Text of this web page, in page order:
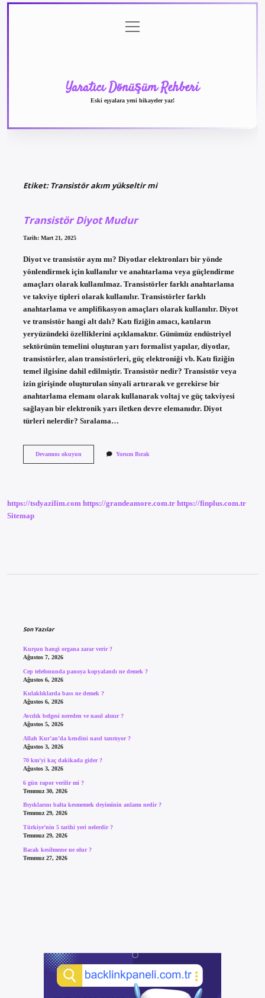
menüyü
aç
Yaratıcı Dönüşüm Rehberi
Eski eşyalara yeni hikayeler yaz!
Etiket: Transistör akım yükseltir mi
Transistör Diyot Mudur
Tarih: Mart 21, 2025
Diyot ve transistör aynı mı? Diyotlar elektronları bir yönde
yönlendirmek için kullanılır ve anahtarlama veya güçlendirme
amaçları olarak kullanılmaz. Transistörler farklı anahtarlama
ve takviye tipleri olarak kullanılır. Transistörler farklı
anahtarlama ve amplifikasyon amaçları olarak kullanılır. Diyot
ve transistör hangi alt dalı? Katı fiziğin amacı, katıların
yeryüzündeki özelliklerini açıklamaktır. Günümüz endüstriyel
sektörünün temelini oluşturan yarı formalist yapılar, diyotlar,
transistörler, alan transistörleri, güç elektroniği vb. Katı fiziğin
temel ilgisine dahil edilmiştir. Transistör nedir? Transistör veya
izin girişinde oluşturulan sinyali artırarak ve gerekirse bir
anahtarlama elemanı olarak kullanarak voltaj ve güç takviyesi
sağlayan bir elektronik yarı iletken devre elemanıdır. Diyot
türleri nelerdir? Sıralama…
Devamını okuyunTransistör
Yorum Bırak
https://tsdyazilim.com https://grandeamore.com.tr https://finplus.com.tr
Sitemap
Son Yazılar
Kurşun hangi organa zarar verir ?
Ağustos 7, 2026
Cep telefonunda panoya kopyalandı ne demek ?
Ağustos 6, 2026
Kulaklıklarda bass ne demek ?
Ağustos 6, 2026
Avcılık belgesi nereden ve nasıl alınır ?
Ağustos 5, 2026
Allah Kur’an’da kendini nasıl tanıtıyor ?
Ağustos 3, 2026
70 km’yi kaç dakikada gider ?
Ağustos 3, 2026
6 gün rapor verilir mi ?
Temmuz 30, 2026
Bıyıklarını balta kesmemek deyiminin anlamı nedir ?
Temmuz 29, 2026
Türkiye’nin 5 tarihi yeri nelerdir ?
Temmuz 29, 2026
Bacak kesilmezse ne olur ?
Temmuz 27, 2026